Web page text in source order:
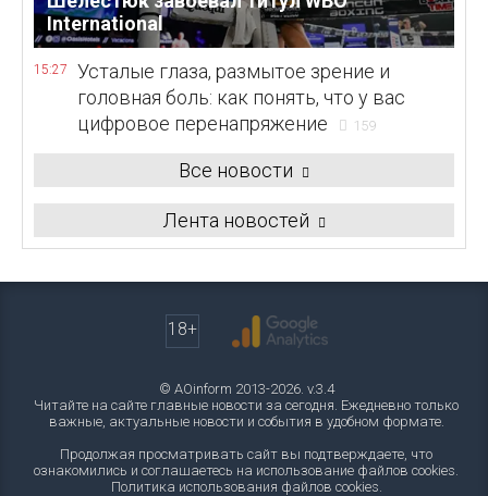
International
15:27
Усталые глаза, размытое зрение и
головная боль: как понять, что у вас
цифровое перенапряжение
159
Все новости
Лента новостей
18+
© AOinform 2013-2026. v.3.4
Читайте на сайте главные новости за сегодня. Ежедневно только
важные, актуальные новости и события в удобном формате.
Продолжая просматривать сайт вы подтверждаете, что
ознакомились и соглашаетесь на использование файлов cookies.
Политика использования файлов cookies.